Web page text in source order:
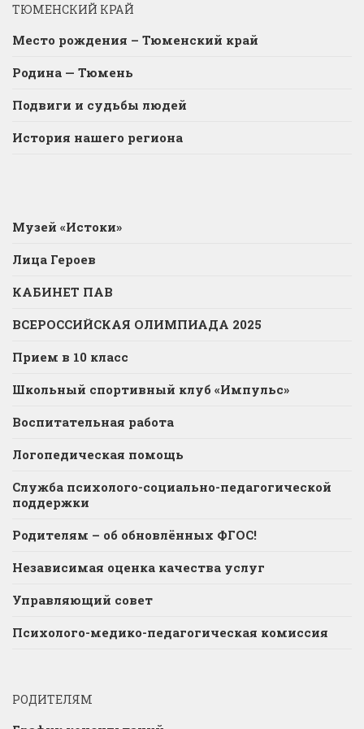
ТЮМЕНСКИЙ КРАЙ
Место рождения – Тюменский край
Родина — Тюмень
Подвиги и судьбы людей
История нашего региона
Музей «Истоки»
Лица Героев
КАБИНЕТ ПАВ
ВСЕРОССИЙСКАЯ ОЛИМПИАДА 2025
Прием в 10 класс
Школьный спортивный клуб «Импульс»
Воспитательная работа
Логопедическая помощь
Служба психолого-социально-педагогической
поддержки
Родителям – об обновлённых ФГОС!
Независимая оценка качества услуг
Управляющий совет
Психолого-медико-педагогическая комиссия
РОДИТЕЛЯМ